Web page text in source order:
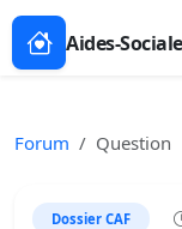
Aides-
Forum Question
Dossier CAF